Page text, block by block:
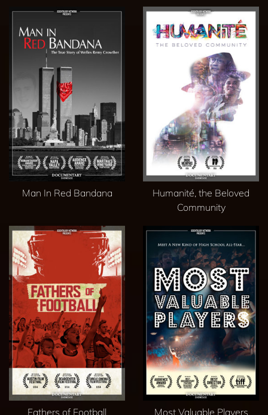
Man In Red Bandana
Humanité, the Beloved
Community
Fathers of Football Most Valuable Players